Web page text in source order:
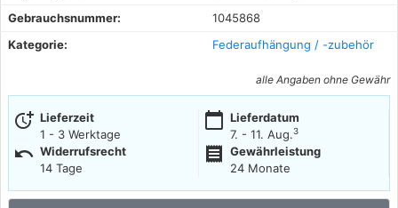
Gebrauchsnummer:
1045868
Kategorie:
Federaufhängung / -zubehör
alle Angaben ohne Gewähr
more_time Lieferzeit
1 - 3 Werktage
calendar_today Lieferdatum
7. - 11. Aug.3
undo Widerrufsrecht
14 Tage
receipt
Gewährleistung
24 Monate